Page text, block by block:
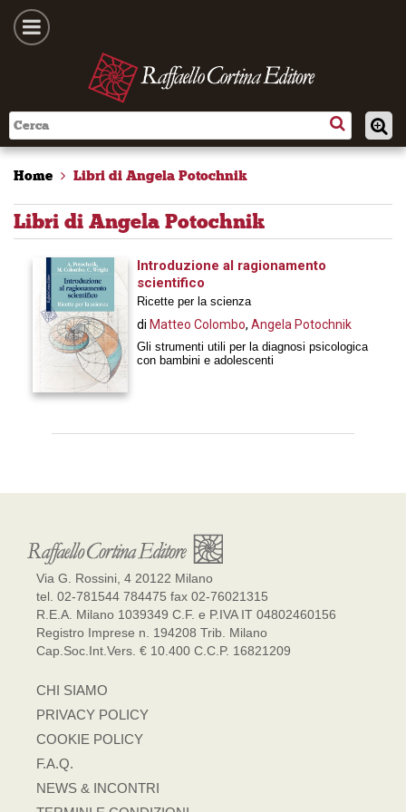
Home Libri di Angela Potochnik
Libri di Angela Potochnik
Introduzione al ragionamento
scientifico
Ricette per la scienza
di Matteo Colombo, Angela Potochnik
Gli strumenti utili per la diagnosi psicologica
con bambini e adolescenti
Via G. Rossini, 4 20122 Milano
tel. 02-781544 784475 fax 02-76021315
R.E.A. Milano 1039349 C.F. e P.IVA IT 04802460156
Registro Imprese n. 194208 Trib. Milano
Cap.Soc.Int.Vers. € 10.400 C.C.P. 16821209
CHI SIAMO
PRIVACY POLICY
COOKIE POLICY
F.A.Q.
NEWS & INCONTRI